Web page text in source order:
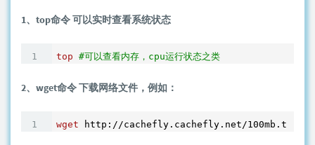
1、top命令 可以实时查看系统状态
top #可以查看内存，cpu运行状态之类
2、wget命令 下载网络文件，例如：
wget http://cachefly.cachefly.net/100mb.test